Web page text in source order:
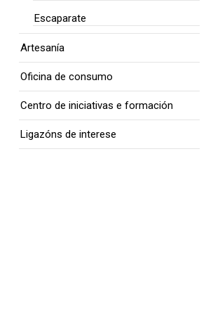
Escaparate
Artesanía
Oficina de consumo
Centro de iniciativas e formación
Ligazóns de interese